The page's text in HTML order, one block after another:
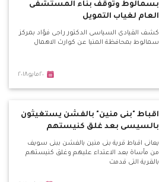
بسمالوط وتوقف بناء المستشفى
العام لغياب التمويل
كشف القيادى السياسى الدكتور راجى فؤاد بمركز
سمالوط بمحافظة المنيا عن كوارث الاهمال
٢٠مايو٢٠١٨
اقباط "بنى منين" بالفشن يستغيثون
بالسيسى بعد غلق كنيستهم
يعانى اقباط قرية بنى منين بالفشن ببنى سويف
من مأساة بعد الاعتداء عليهم وغلق كنيستهم
بالقرية التى قدمت